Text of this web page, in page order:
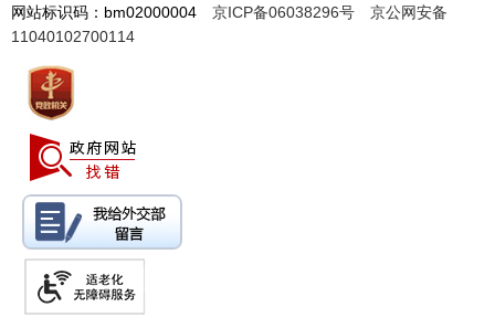
网站标识码：bm02000004 京ICP备06038296号
京公网安备
11040102700114